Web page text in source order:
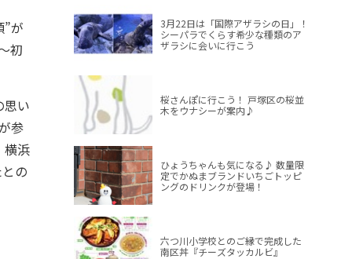
が
初
い
参
横浜
の
3月22日は「国際アザラシの日」！
シーパラでくらす希少な種類のア
ザラシに会いに行こう
桜さんぽに行こう！ 戸塚区の桜並
木をウナシーが案内♪
ひょうちゃんも気になる♪ 数量限
定でかぬまブランドいちごトッピ
ングのドリンクが登場！
六つ川小学校とのご縁で完成した
南区丼『チーズタッカルビ』